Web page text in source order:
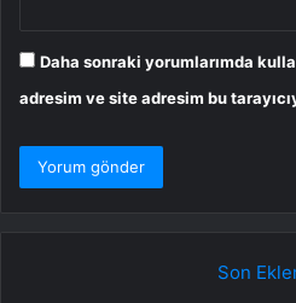
Daha sonraki yorumlarımda
adresim ve site adresim bu
Son